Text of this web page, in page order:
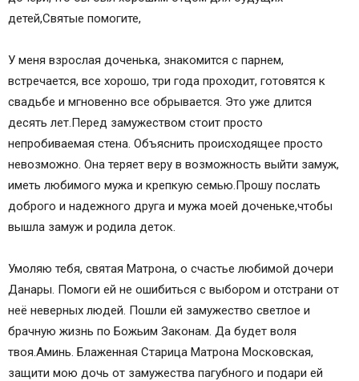
детей,Святые помогите,
У меня взрослая доченька, знакомится с парнем,
встречается, все хорошо, три года проходит, готовятся к
свадьбе и мгновенно все обрывается. Это уже длится
десять лет.Перед замужеством стоит просто
непробиваемая стена. Объяснить происходящее просто
невозможно. Она теряет веру в возможность выйти замуж,
иметь любимого мужа и крепкую семью.Прошу послать
доброго и надежного друга и мужа моей доченьке,чтобы
вышла замуж и родила деток.
Умоляю тебя, святая Матрона, о счастье любимой дочери
Данары. Помоги ей не ошибиться с выбором и отстрани от
неё неверных людей. Пошли ей замужество светлое и
брачную жизнь по Божьим Законам. Да будет воля
твоя.Аминь. Блаженная Старица Матрона Московская,
защити мою дочь от замужества пагубного и подари ей